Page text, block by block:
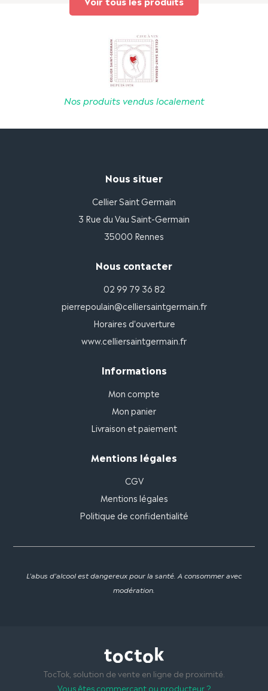
Nos produits vendus localement
Nous situer
Cellier Saint Germain
3 Rue du Vau Saint-Germain
35000 Rennes
Nous contacter
02 99 79 36 82
pierrepoulain@celliersaintgermain.fr
Horaires d'ouverture
www.celliersaintgermain.fr
Informations
Mon compte
Mon panier
Livraison et paiement
Mentions légales
CGV
Mentions légales
Politique de confidentialité
L'abus d'alcool est dangereux pour la santé. A consommer avec
modération.
TocTok, solution de vente en ligne de proximité.
Vous êtes commerçant ou producteur ?